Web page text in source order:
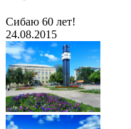
Сибаю 60 лет!
24.08.2015